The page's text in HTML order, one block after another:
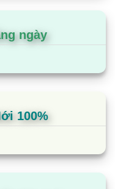
ngày
100%